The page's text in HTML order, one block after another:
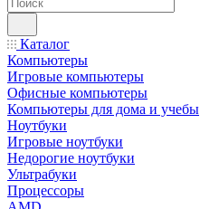
Каталог
Компьютеры
Игровые компьютеры
Офисные компьютеры
Компьютеры для дома и учебы
Ноутбуки
Игровые ноутбуки
Недорогие ноутбуки
Ультрабуки
Процессоры